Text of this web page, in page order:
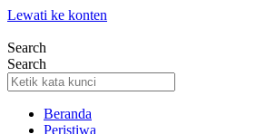
Lewati ke konten
Search
Search
Beranda
Peristiwa